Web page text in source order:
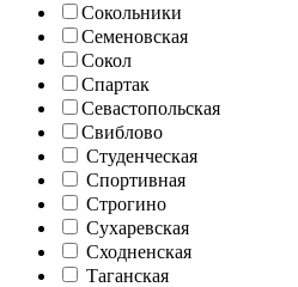
Сокольники
Семеновская
Сокол
Спартак
Севастопольская
Свиблово
Студенческая
Спортивная
Строгино
Сухаревская
Сходненская
Таганская